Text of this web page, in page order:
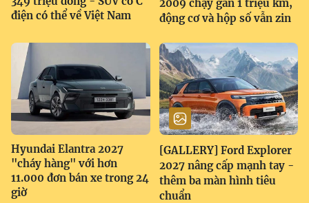
điện có thể về Việt Nam
2009 chạy gần 1 triệu km,
động cơ và hộp số vẫn zin
Hyundai Elantra 2027
"cháy hàng" với hơn
11.000 đơn bán xe trong 24
giờ
[GALLERY] Ford Explorer
2027 nâng cấp mạnh tay -
thêm ba màn hình tiêu
chuẩn